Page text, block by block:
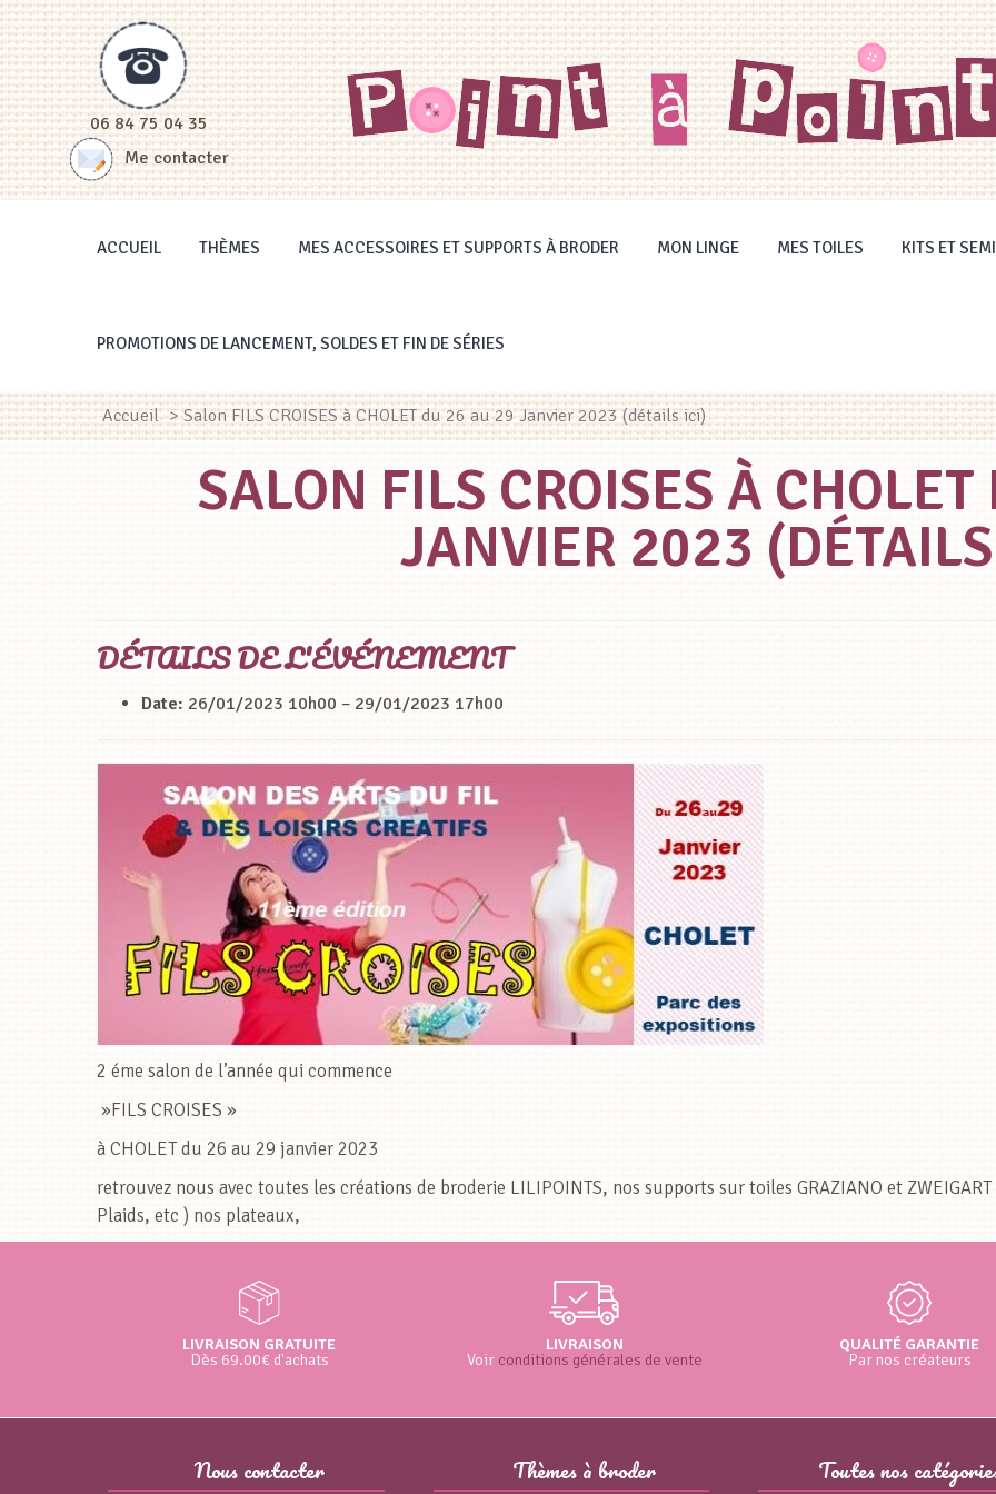
06 84 75 04 35
Me contacter
ACCUEIL THÈMES MES ACCESSOIRES ET SUPPORTS À BRODER MON LINGE MES TOILES KITS ET
PROMOTIONS DE LANCEMENT, SOLDES ET FIN DE SÉRIES
Accueil > Salon FILS CROISES à CHOLET du 26 au 29 Janvier 2023 (détails ici)
SALON FILS CROISES À
JANVIER 2023
DÉTAILS DE L'ÉVÉNEMENT
Date: 26/01/2023 10h00 – 29/01/2023 17h00
2 éme salon de l’année qui commence
»FILS CROISES »
à CHOLET du 26 au 29 janvier 2023
retrouvez nous avec toutes les créations de broderie LILIPOINTS, nos supports sur toiles GRAZIANO et
Plaids, etc ) nos plateaux,
LIVRAISON GRATUITE
Dès 69.00€ d'achats
LIVRAISON
Voir conditions générales de vente
QUALITÉ GARANTIE
Par nos créateurs
Nous contacter Thèmes à broder Toutes nos
Panneau de gestion des cookies